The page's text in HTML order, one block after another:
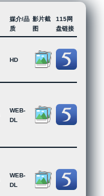
媒介/品
质
影片截
图
115网
盘链接
HD
WEB-
DL
WEB-
DL